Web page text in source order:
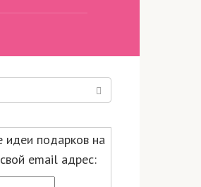
идеи подарков на
email адрес: